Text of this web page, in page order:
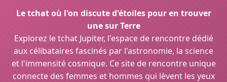
Le tchat où l'on discute d'étoiles pour en trouver
une sur Terre
Explorez le tchat Jupiter, l'espace de rencontre dédié
aux célibataires fascinés par l'astronomie, la science
et l'immensité cosmique. Ce site de rencontre unique
connecte des femmes et hommes qui lèvent les yeux